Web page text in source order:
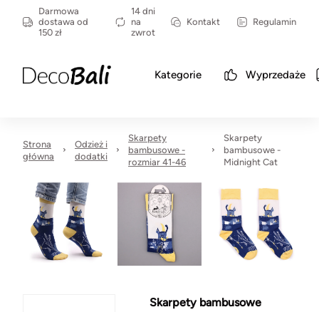
Darmowa
dostawa od
150 zł
14 dni
na
zwrot
Kontakt Regulamin
Kategorie Wyprzedaże
Strona
główna
Odzież i
dodatki
Skarpety
bambusowe -
rozmiar 41-46
Skarpety
bambusowe -
Midnight Cat
Skarpety bambusowe